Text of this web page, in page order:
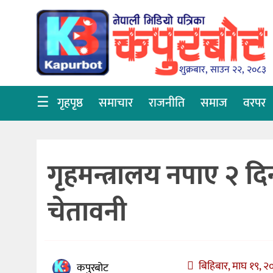
समाचार
राजनीति
समाज
शुक्रबार, साउन २२, २०८३
☰ गृहपृष्ठ समाचार राजनीति समाज वरपर
गृहमन्त्रालय नपाए २
चेतावनी
कपुरबोट बिहिबार, माघ १९,